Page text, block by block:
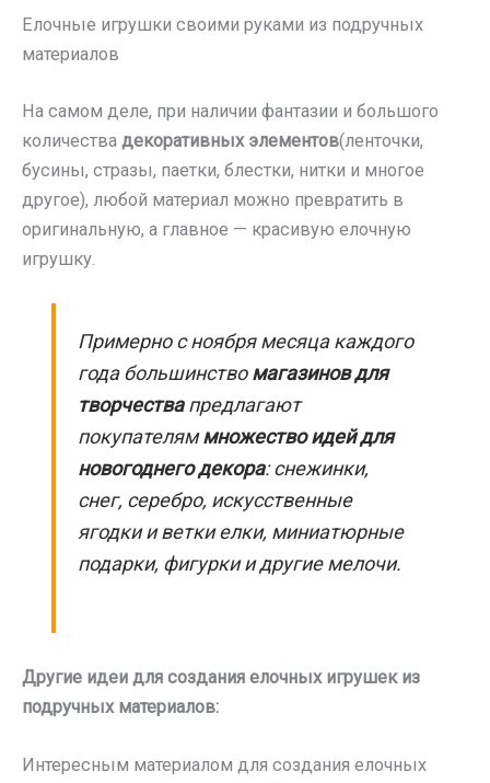
Елочные игрушки своими руками из подручных
материалов
На самом деле, при наличии фантазии и большого
количества декоративных элементов(ленточки,
бусины, стразы, паетки, блестки, нитки и многое
другое), любой материал можно превратить в
оригинальную, а главное — красивую елочную
игрушку.
Примерно с ноября месяца каждого
года большинствомагазинов для
творчествапредлагают
покупателяммножество идей для
новогоднего декора: снежинки,
снег, серебро, искусственные
ягодки и ветки елки, миниатюрные
подарки, фигурки и другие мелочи.
Другие идеи для создания елочных игрушек из
подручных материалов:
Интересным материалом для создания елочных